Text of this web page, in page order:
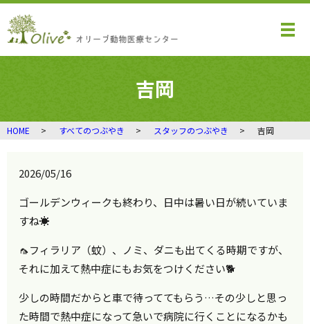
メ
吉岡
HOME すべてのつぶやき スタッフのつぶやき 吉岡
2026/05/16
ゴールデンウィークも終わり、日中は暑い日が続いていま
すね☀️
🦟フィラリア（蚊）、ノミ、ダニも出てくる時期ですが、
それに加えて熱中症にもお気をつけください🐕
少しの時間だからと車で待っててもらう…その少しと思っ
た時間で熱中症になって急いで病院に行くことになるかも